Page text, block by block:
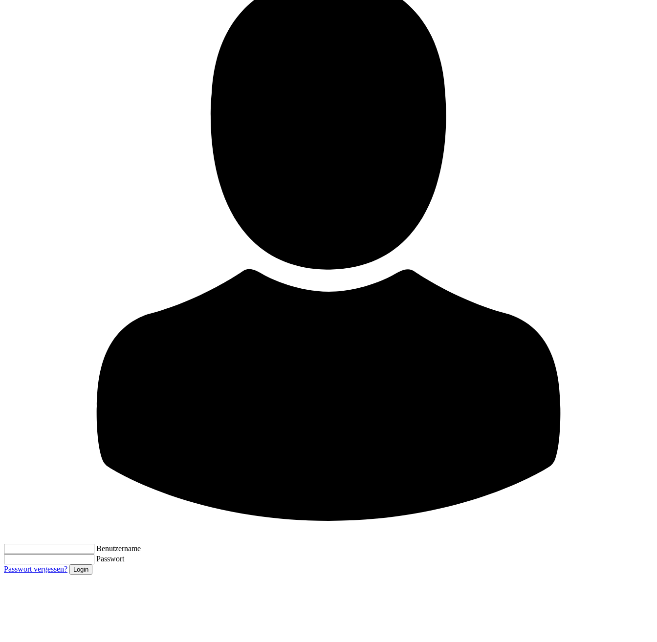
Benutzername
Passwort
Passwort vergessen?